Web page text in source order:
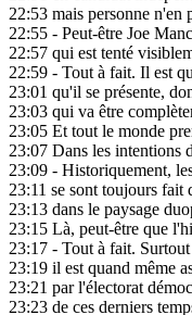
22:53 mais personne n'en
22:55 - Peut-être Joe
22:57 qui est tenté
22:59 - Tout à fait. Il est
23:01 qu'il se présente,
23:03 qui va être
23:05 Et tout le monde
23:07 Dans les intentions
23:09 - Historiquement,
23:11 se sont toujours fait
23:13 dans le paysage
23:15 Là, peut-être que
23:17 - Tout à fait.
23:19 il est quand même
23:21 par l'électorat
23:23 de ces derniers